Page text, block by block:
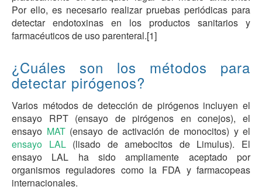
Por ello, es necesario realizar pruebas periódicas para
detectar endotoxinas en los productos sanitarios y
farmacéuticos de uso parenteral.[1]
¿Cuáles son los métodos para
detectar pirógenos?
Varios métodos de detección de pirógenos incluyen el
ensayo RPT (ensayo de pirógenos en conejos), el
ensayo MAT(ensayo de activación de monocitos) y el
ensayo LAL(lisado de amebocitos de Limulus). El
ensayo LAL ha sido ampliamente aceptado por
organismos reguladores como la FDA y farmacopeas
internacionales.